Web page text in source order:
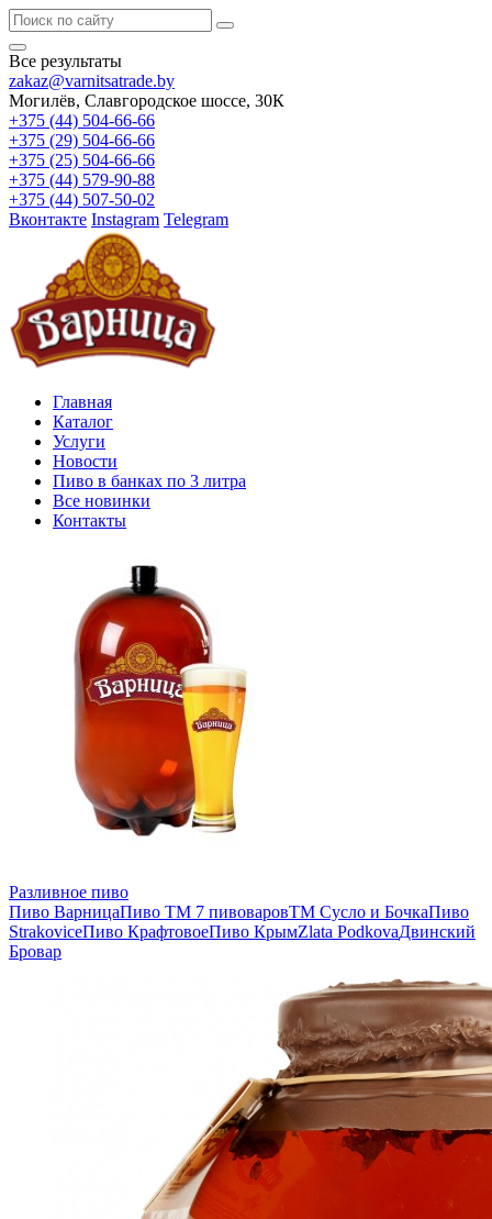
Все результаты
zakaz@varnitsatrade.by
Могилёв, Славгородское шоссе, 30К
+375 (44) 504-66-66
+375 (29) 504-66-66
+375 (25) 504-66-66
+375 (44) 579-90-88
+375 (44) 507-50-02
Вконтакте Instagram Telegram
Главная
Каталог
Услуги
Новости
Пиво в банках по 3 литра
Все новинки
Контакты
Разливное пиво
Пиво ВарницаПиво ТМ 7 пивоваровТМ Сусло и БочкаПиво
StrakoviceПиво КрафтовоеПиво КрымZlata PodkovaДвинский
Бровар